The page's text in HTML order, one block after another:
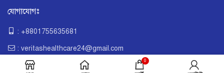
যোগাযোগঃ
: +8801755635681
: veritashealthcare24@gmail.com
ঢাকা, বাংলাদেশ।
0